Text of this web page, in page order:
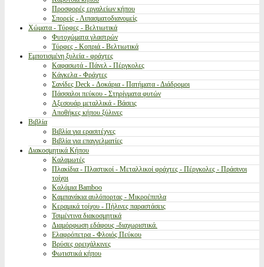
Προσφορές εργαλείων κήπου
Σπορείς - Λιπασματοδιανομείς
Χώματα - Τύρφες - Βελτιωτικά
Φυτοχώματα γλαστρών
Τύρφες - Κοπριά - Βελτιωτικά
Εμποτισμένη ξυλεία - φράχτες
Καφασωτά - Πάνελ - Πέργκολες
Κάγκελα - Φράχτες
Σανίδες Deck - Δοκάρια - Πατήματα - Διάδρομοι
Πάσσαλοι πεύκου - Στηρίγματα φυτών
Αξεσουάρ μεταλλικά - Βάσεις
Αποθήκες κήπου ξύλινες
Βιβλία
Βιβλία για ερασιτέχνες
Βιβλία για επαγγελματίες
Διακοσμητικά Κήπου
Καλαμωτές
Πλακίδια - Πλαστικοί - Μεταλλικοί φράχτες - Πέργκολες - Πράσινοι
τοίχοι
Καλάμια Bamboo
Καμπανάκια αυλόπορτας - Μικροέπιπλα
Κεραμικά τοίχου - Πήλινες παραστάσεις
Τσιμέντινα διακοσμητικά
Διαμόρφωση εδάφους -διαχωριστικά.
Ελαφρόπετρα - Φλοιός Πεύκου
Βρύσες ορειχάλκινες
Φωτιστικά κήπου